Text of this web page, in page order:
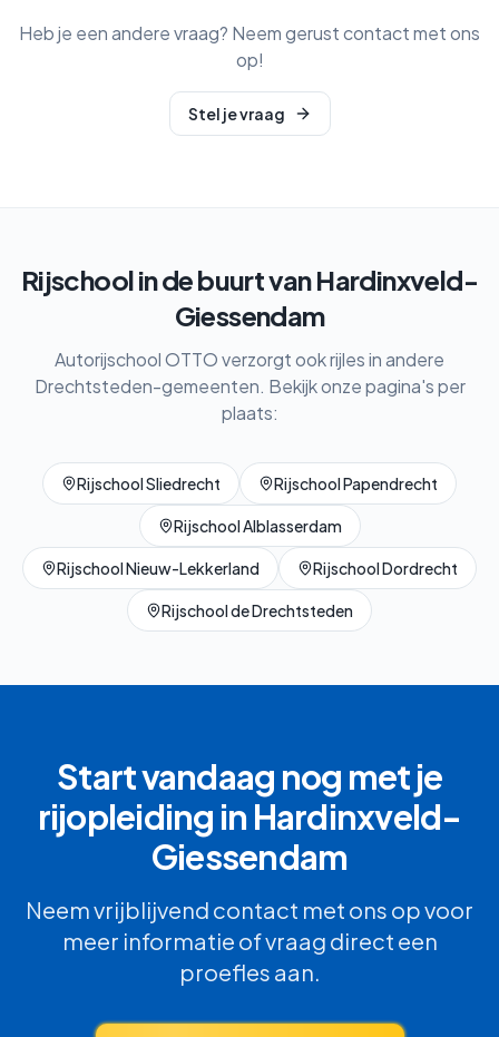
Heb je een andere vraag? Neem gerust contact met ons
op!
Stel je vraag
Rijschool in de buurt vanHardinxveld-
Giessendam
Autorijschool OTTO verzorgt ook rijles in andere
Drechtsteden-gemeenten. Bekijk onze pagina's per
plaats:
RijschoolSliedrecht RijschoolPapendrecht
RijschoolAlblasserdam
RijschoolNieuw-Lekkerland RijschoolDordrecht
Rijschoolde Drechtsteden
Start vandaag nog met je
rijopleiding in Hardinxveld-
Giessendam
Neem vrijblijvend contact met ons op voor
meer informatie of vraag direct een
proefles aan.